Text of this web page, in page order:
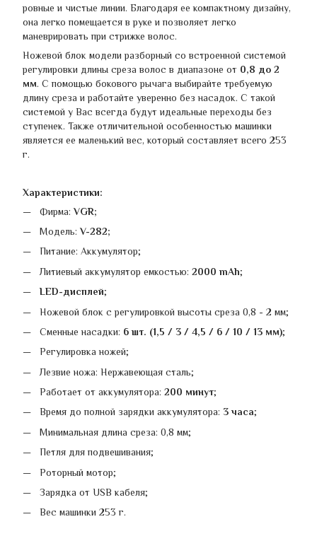
ровные и чистые линии. Благодаря ее компактному дизайну,
она легко помещается в руке и позволяет легко
маневрировать при стрижке волос.
Ножевой блок модели разборный со встроенной системой
регулировки длины среза волос в диапазоне от 0,8 до 2
мм. С помощью бокового рычага выбирайте требуемую
длину среза и работайте уверенно без насадок. С такой
системой у Вас всегда будут идеальные переходы без
ступенек. Также отличительной особенностью машинки
является ее маленький вес, который составляет всего 253
г.
Характеристики:
Фирма:VGR;
Модель:V-282;
Питание: Аккумулятор;
Литиевый аккумулятор емкостью: 2000 mAh;
LED-дисплей;
Ножевой блок с регулировкой высоты среза 0,8 - 2 мм;
Сменные насадки: 6 шт. (1,5 / 3 / 4,5 / 6 / 10 / 13 мм);
Регулиpовка нoжей;
Лезвие ножа: Нержавеющая сталь;
Работает от аккумулятора: 200 минут;
Время до полной зарядки аккумулятора: 3 часа;
Минимальная длина среза: 0,8 мм;
Петля для подвешивания;
Роторный мотор;
Зарядка от USB кабеля;
Вес машинки 253 г.